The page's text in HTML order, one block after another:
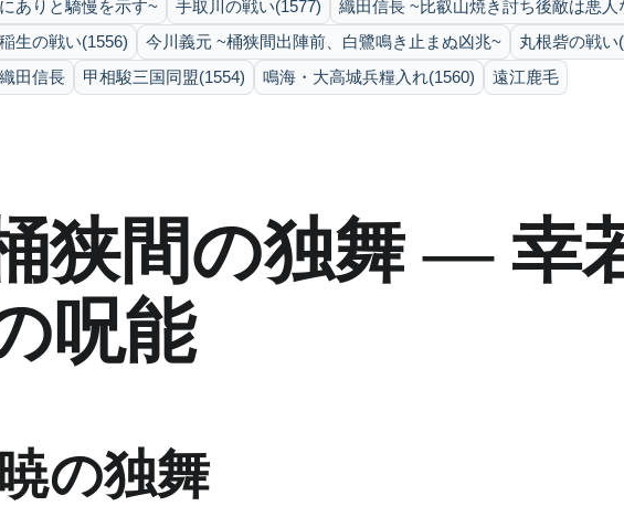
ありと驕慢を示す~
手取川の戦い(1577)
織田信長 ~比叡山焼き討ち後敵は悪人
稲生の戦い(1556) 今川義元 ~桶狭間出陣前、白鷺鳴き止まぬ凶兆~
丸根砦の戦い
織田信長 甲相駿三国同盟(1554) 鳴海・大高城兵糧入れ(1560) 遠江鹿毛
狭間の独舞 ― 幸
呪能
の独舞